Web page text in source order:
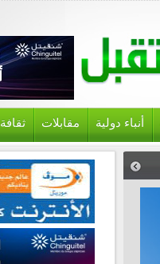
أنباء دولية مقابلات ثقافة